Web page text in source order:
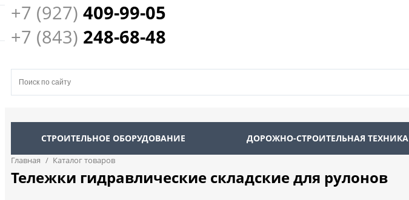
+7 (927) 409-99-05
+7 (843) 248-68-48
СТРОИТЕЛЬНОЕ ОБОРУДОВАНИЕ ДОРОЖНО-СТРОИТЕЛЬНАЯ ТЕХНИКА
Главная / Каталог товаров
Тележки гидравлические складские для рулонов